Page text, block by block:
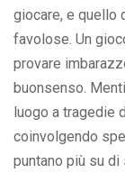
giocare, e quello
favolose. Un
provare
buonsenso.
luogo a tragedie
coinvolgendo
puntano più su di